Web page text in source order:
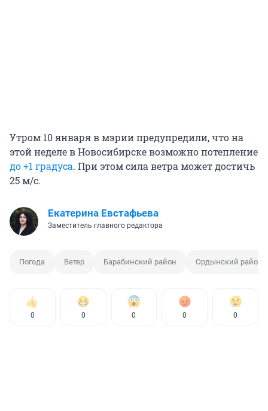
Утром 10 января в мэрии предупредили, что на
этой неделе в Новосибирске возможно потепление
до +1 градуса. При этом сила ветра может достичь
25 м/с.
Екатерина Евстафьева
Заместитель главного редактора
Погода Ветер Барабинский район Ордынский район
0 0 0 0 0